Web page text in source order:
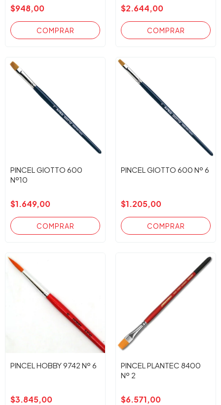
$948,00 $2.644,00
PINCEL GIOTTO 600
Nº10
$1.649,00
PINCEL GIOTTO 600 Nº 6
$1.205,00
PINCEL HOBBY 9742 Nº 6
$3.845,00
PINCEL PLANTEC 8400
Nº 2
$6.571,00